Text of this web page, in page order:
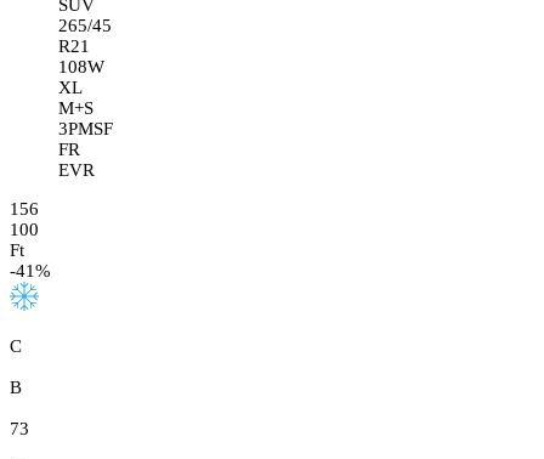
SUV
265/45
R21
108W
XL
M+S
3PMSF
FR
EVR
156
100
Ft
-41%
C
B
73